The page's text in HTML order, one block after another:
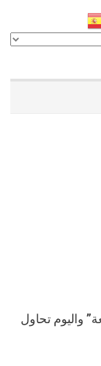
واليوم تحاول